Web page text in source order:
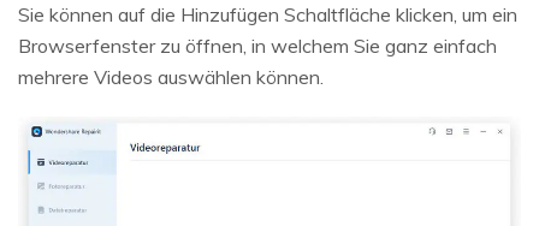
Sie können auf die Hinzufügen Schaltfläche klicken, um ein
Browserfenster zu öffnen, in welchem Sie ganz einfach
mehrere Videos auswählen können.